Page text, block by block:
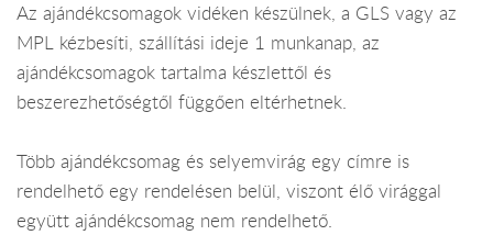
Az ajándékcsomagok vidéken készülnek, a GLS vagy az
MPL kézbesíti, szállítási ideje 1 munkanap, az
ajándékcsomagok tartalma készlettől és
beszerezhetőségtől függően eltérhetnek.
Több ajándékcsomag és selyemvirág egy címre is
rendelhető egy rendelésen belül, viszont élő virággal
együtt ajándékcsomag nem rendelhető.